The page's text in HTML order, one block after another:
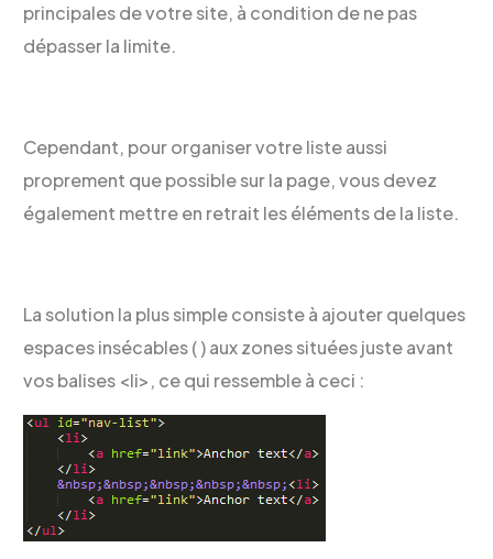
principales de votre site, à condition de ne pas
dépasser la limite.
Cependant, pour organiser votre liste aussi
proprement que possible sur la page, vous devez
également mettre en retrait les éléments de la liste.
La solution la plus simple consiste à ajouter quelques
espaces insécables ( ) aux zones situées juste avant
vos balises <li>, ce qui ressemble à ceci :